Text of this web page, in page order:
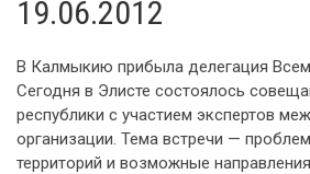
19.06.2012
В Калмыкию прибыла делегация
Сегодня в Элисте состоялось
республики с участием экспертов
организации. Тема встречи —
территорий и возможные направления